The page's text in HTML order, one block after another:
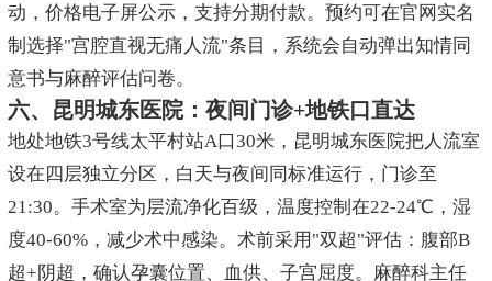
动，价格电子屏公示，支持分期付款。预约可在官网实名
制选择"宫腔直视无痛人流"条目，系统会自动弹出知情同
意书与麻醉评估问卷。
六、昆明城东医院：夜间门诊+地铁口直达
地处地铁3号线太平村站A口30米，昆明城东医院把人流室
设在四层独立分区，白天与夜间同标准运行，门诊至
21:30。手术室为层流净化百级，温度控制在22-24℃，湿
度40-60%，减少术中感染。术前采用"双超"评估：腹部B
超+阴超，确认孕囊位置、血供、子宫屈度。麻醉科主任